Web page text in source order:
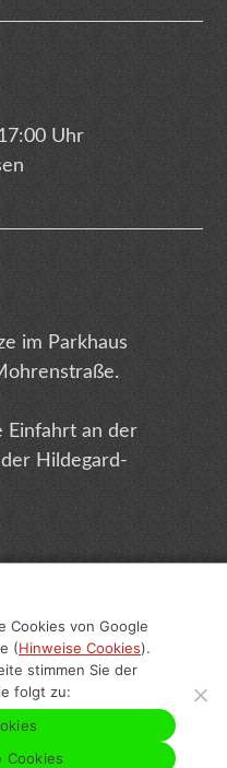
Uhr
im Parkhaus
Einfahrt an der
Hildegard-
Terminabsage
Texte
Cookies von Google
(Hinweise Cookies).
stimmen Sie der
folgt zu:
Cookies